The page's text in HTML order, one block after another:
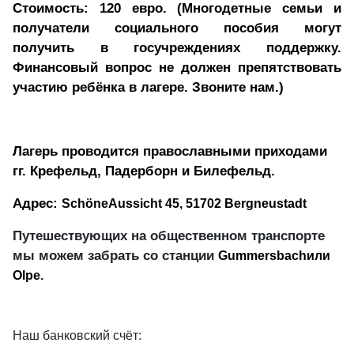
Стоимость: 120 евро. (Многодетные семьи и
получатели социального пособия могут
получить в госучреждениях поддержку.
Финансовый вопрос не должен препятствовать
участию ребёнка в лагере. Звоните нам.)
Лагерь проводится православными приходами
гг. Крефельд, Падерборн и Билефельд.
Адрес: SchöneAussicht 45, 51702 Bergneustadt
Путешествующих на общественном транспорте
мы можем забрать со станции Gummersbachили
Olpe.
Наш банковский счёт: